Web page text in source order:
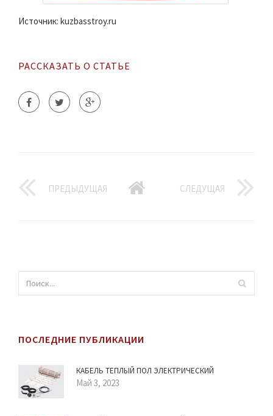
Источник: kuzbasstroy.ru
РАССКАЗАТЬ О СТАТЬЕ
ПРЕДЫДУЩАЯ СЛЕДУЩАЯ
ПОСЛЕДНИЕ ПУБЛИКАЦИИ
КАБЕЛЬ ТЕПЛЫЙ ПОЛ ЭЛЕКТРИЧЕСКИЙ
Май 3, 2023